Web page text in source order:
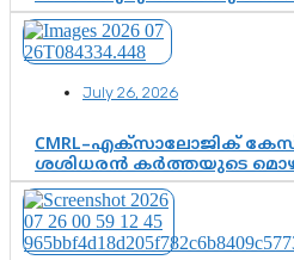
വിജയൻ
കർത്തയുടെ മൊഴി
വഴിത്തിരിവാകുമോ?
July 26, 2026
CMRL–എക്‌സാലോജിക്
ശശിധരൻ കർത്തയുടെ
അടിസ്ഥാനത്തിൽ പിണറായി
വിജയനെ ചോദ്യം
തീരുമാനം; വീണയ്‌ക്കെതിരെ
കൂടുതൽ തെളിവുകൾ